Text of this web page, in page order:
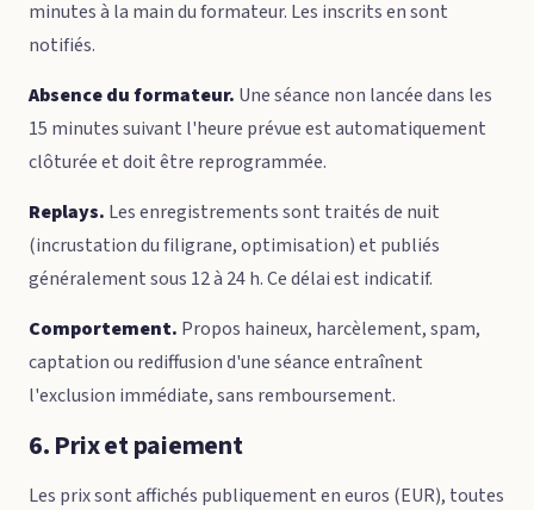
minutes à la main du formateur. Les inscrits en sont
notifiés.
Absence du formateur. Une séance non lancée dans les
15 minutes suivant l'heure prévue est automatiquement
clôturée et doit être reprogrammée.
Replays. Les enregistrements sont traités de nuit
(incrustation du filigrane, optimisation) et publiés
généralement sous 12 à 24 h. Ce délai est indicatif.
Comportement. Propos haineux, harcèlement, spam,
captation ou rediffusion d'une séance entraînent
l'exclusion immédiate, sans remboursement.
6. Prix et paiement
Les prix sont affichés publiquement en euros (EUR), toutes